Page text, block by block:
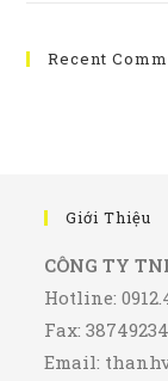
Recent
Giới Thiệu
CÔNG TY
Hotline:
Fax: 38749234
Email: